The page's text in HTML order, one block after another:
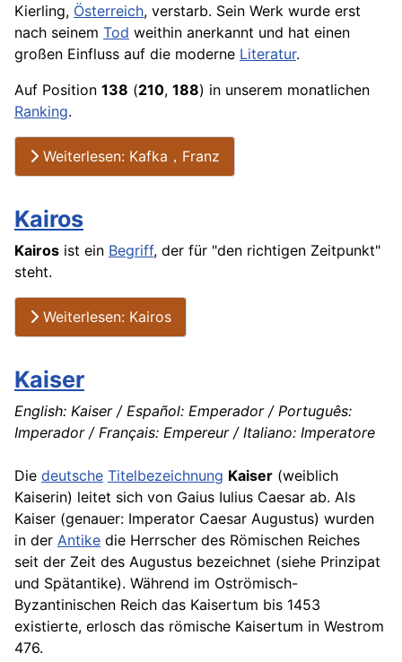
Kierling, Österreich, verstarb. Sein Werk wurde erst
nach seinem Tod weithin anerkannt und hat einen
großen Einfluss auf die moderne Literatur.
Auf Position 138 (210, 188) in unserem monatlichen
Ranking.
Weiterlesen: Kafka，Franz
Kairos
Kairos ist ein Begriff, der für "den richtigen Zeitpunkt"
steht.
Weiterlesen: Kairos
Kaiser
English: Kaiser / Español: Emperador / Português:
Imperador / Français: Empereur / Italiano: Imperatore
Die deutsche Titelbezeichnung Kaiser (weiblich
Kaiserin) leitet sich von Gaius Iulius Caesar ab. Als
Kaiser (genauer: Imperator Caesar Augustus) wurden
in der Antike die Herrscher des Römischen Reiches
seit der Zeit des Augustus bezeichnet (siehe Prinzipat
und Spätantike). Während im Oströmisch-
Byzantinischen Reich das Kaisertum bis 1453
existierte, erlosch das römische Kaisertum in Westrom
476.